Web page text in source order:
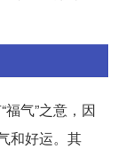
气”之意，因
和好运。其